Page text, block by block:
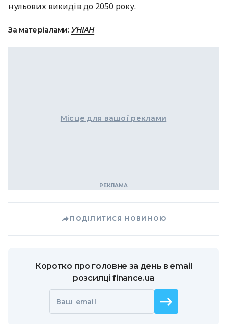
нульових викидів до 2050 року.
За матеріалами: УНІАН
Місце для вашої реклами
ПОДІЛИТИСЯ НОВИНОЮ
Коротко про головне за день в email
розсилці finance.ua
Ваш email